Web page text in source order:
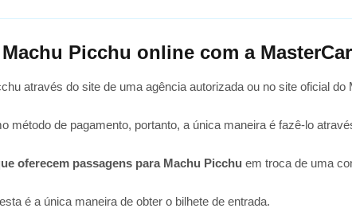
Picchu online com a
através do site de uma agência autorizada ou no site oficial do
método de pagamento, portanto, a única maneira é fazê-lo
oferecem passagens para Machu Picchu em troca de uma
é a única maneira de obter o bilhete de entrada.